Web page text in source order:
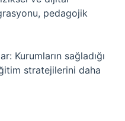
pedagojik
Kurumların sağladığı
stratejilerini daha